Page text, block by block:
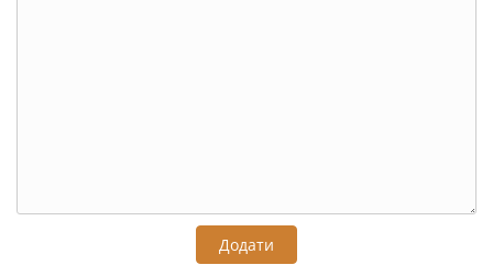
Додати